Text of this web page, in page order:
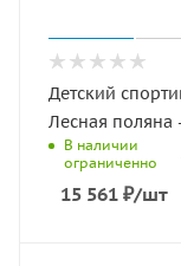
Детский
Лесная поляна
В наличии
ограниченно
15 561 ₽/шт